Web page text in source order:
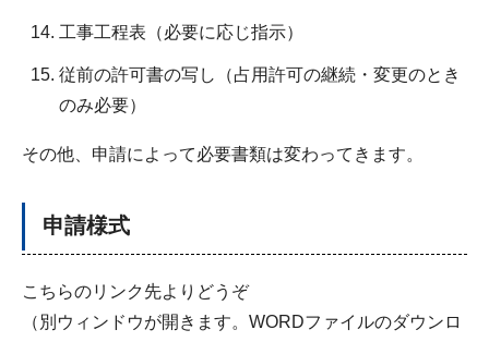
工事工程表（必要に応じ指示）
従前の許可書の写し（占用許可の継続・変更のとき
のみ必要）
その他、申請によって必要書類は変わってきます。
申請様式
こちらのリンク先よりどうぞ
（別ウィンドウが開きます。WORDファイルのダウンロ